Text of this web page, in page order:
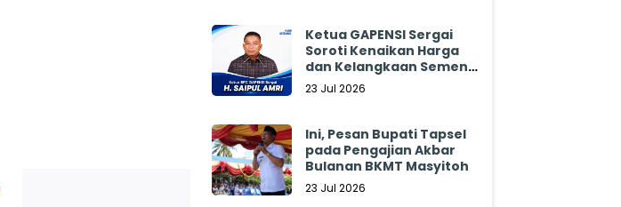
Ketua GAPENSI Sergai
Soroti Kenaikan Harga
dan Kelangkaan Semen,
Minta Pemerintah
23 Jul 2026
Ini, Pesan Bupati Tapsel
pada Pengajian Akbar
Bulanan BKMT Masyitoh
23 Jul 2026